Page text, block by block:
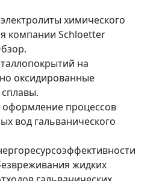
химического
компании Schloetter
на
оксидированные
оформление процессов
вод гальванического
жидких